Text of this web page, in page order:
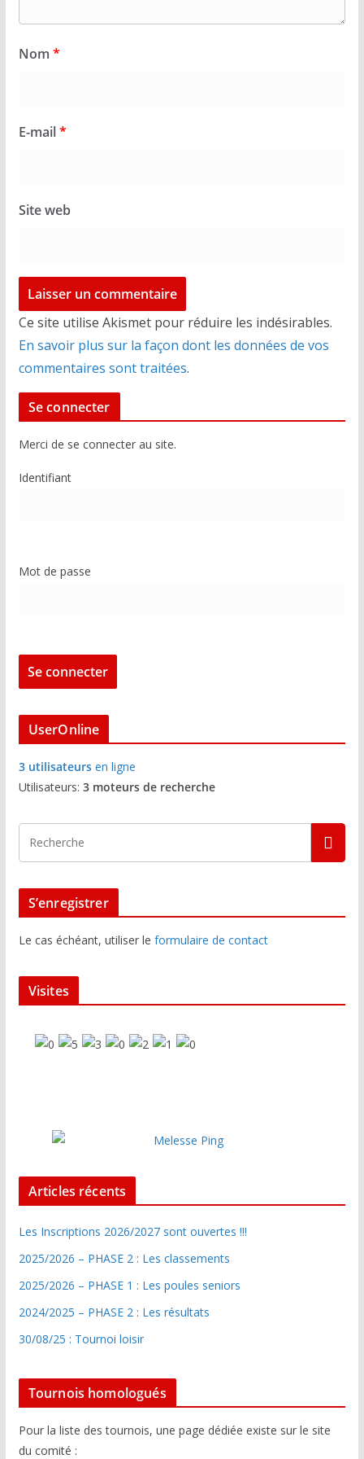
Nom *
E-mail*
Site web
Ce site utilise Akismet pour réduire les indésirables.
En savoir plus sur la façon dont les données de vos
commentaires sont traitées.
Se connecter
Merci de se connecter au site.
Identifiant
Mot de passe
UserOnline
3 utilisateursen ligne
Utilisateurs: 3 moteurs de recherche
S’enregistrer
Le cas échéant, utiliser le formulaire de contact
Visites
Articles récents
Les Inscriptions 2026/2027 sont ouvertes !!!
2025/2026 – PHASE 2 : Les classements
2025/2026 – PHASE 1 : Les poules seniors
2024/2025 – PHASE 2 : Les résultats
30/08/25 : Tournoi loisir
Tournois homologués
Pour la liste des tournois, une page dédiée existe sur le site
du comité :